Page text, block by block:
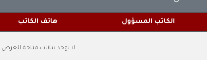
الكاتب المسؤول هاتف الكاتب
لا توجد بيانات متاحة للعرض.